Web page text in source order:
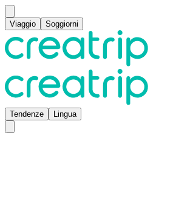
Viaggio Soggiorni
Tendenze Lingua